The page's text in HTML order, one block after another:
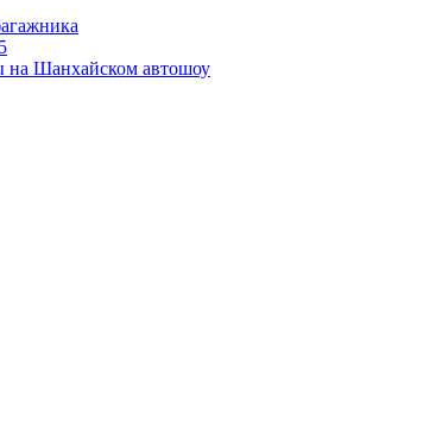
на Шанхайском автошоу